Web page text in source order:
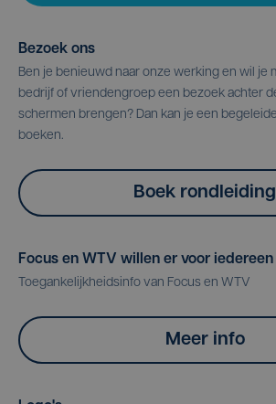
Bezoek ons
Ben je benieuwd naar onze werking en wil je
bedrijf of vriendengroep een bezoek achter
schermen brengen? Dan kan je een
boeken.
Boek rondleiding
Focus en WTV willen er voor iedereen
Toegankelijkheidsinfo van Focus en WTV
Meer info